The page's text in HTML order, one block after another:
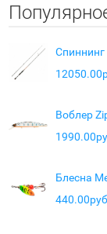
Спиннинг
Воблер
Блесна